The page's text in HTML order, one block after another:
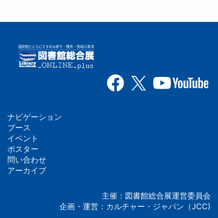
フ
ッ
タ
ナビゲーション
ブース
イベント
ポスター
問い合わせ
アーカイブ
主催：図書館総合展運営委員会
企画・運営：カルチャー・ジャパン（JCC)